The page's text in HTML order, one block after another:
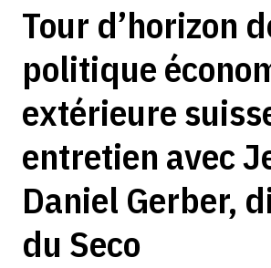
Tour d’horizon
politique
extérieure
entretien avec
Daniel Gerber,
du Seco